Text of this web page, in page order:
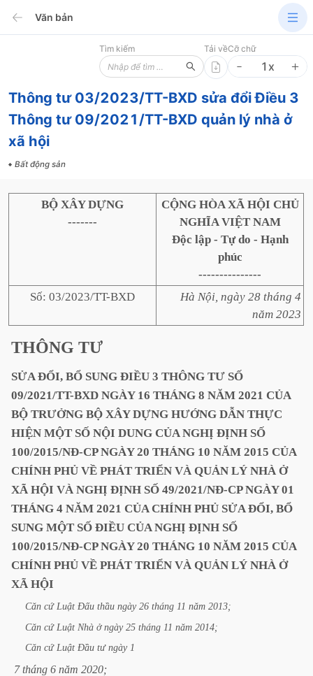
Văn bản
Tìm kiếm Tải vềCỡ chữ
1 x
Thông tư 03/2023/TT-BXD sửa đổi Điều 3
Thông tư 09/2021/TT-BXD quản lý nhà ở
xã hội
Bất động sản
BỘ XÂY DỰNG
-------
CỘNG HÒA XÃ HỘI CHỦ
NGHĨA VIỆT NAM
Độc lập - Tự do - Hạnh
phúc
---------------
Số: 03/2023/TT-BXD
Hà Nội, ngày 28 tháng 4
năm 2023
THÔNG TƯ
SỬA ĐỔI, BỔ SUNG ĐIỀU 3 THÔNG TƯ SỐ
09/2021/TT-BXD NGÀY 16 THÁNG 8 NĂM 2021 CỦA
BỘ TRƯỞNG BỘ XÂY DỰNG HƯỚNG DẪN THỰC
HIỆN MỘT SỐ NỘI DUNG CỦA NGHỊ ĐỊNH SỐ
100/2015/NĐ-CP NGÀY 20 THÁNG 10 NĂM 2015 CỦA
CHÍNH PHỦ VỀ PHÁT TRIỂN VÀ QUẢN LÝ NHÀ Ở
XÃ HỘI VÀ NGHỊ ĐỊNH SỐ 49/2021/NĐ-CP NGÀY 01
THÁNG 4 NĂM 2021 CỦA CHÍNH PHỦ SỬA ĐỔI, BỔ
SUNG MỘT SỐ ĐIỀU CỦA NGHỊ ĐỊNH SỐ
100/2015/NĐ-CP NGÀY 20 THÁNG 10 NĂM 2015 CỦA
CHÍNH PHỦ VỀ PHÁT TRIỂN VÀ QUẢN LÝ NHÀ Ở
XÃ HỘI
Căn cứ Luật Đấu thầu ngày 26 tháng 11 năm 2013;
Căn cứ Luật Nhà ở ngày 25 tháng 11 năm 2014;
Căn cứ Luật Đầu tư ngày 1
7 tháng 6 năm 2020;